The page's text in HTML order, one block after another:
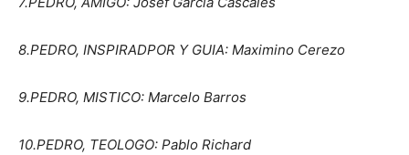
8.PEDRO, INSPIRADPOR Y GUIA: Maximino Cerezo
9.PEDRO, MISTICO: Marcelo Barros
10.PEDRO, TEOLOGO: Pablo Richard